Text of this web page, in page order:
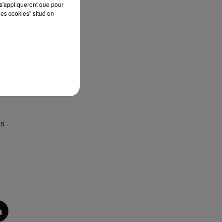
que pour
cookies" situé en